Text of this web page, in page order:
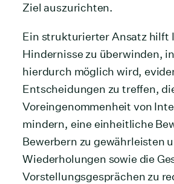
Ziel auszurichten.
Ein strukturierter Ansatz hilft
Hindernisse zu überwinden,
hierdurch möglich wird,
Entscheidungen zu treffen,
Voreingenommenheit von
mindern, eine einheitliche
Bewerbern zu gewährleisten
Wiederholungen sowie die
Vorstellungsgesprächen zu